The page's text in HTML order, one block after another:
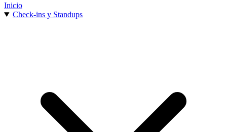
Inicio
Check-ins y Standups